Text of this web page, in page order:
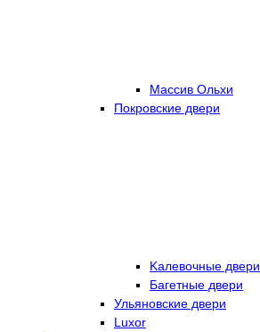
Массив Ольхи
Покровские двери
Kалевочные двери
Багетные двери
Ульяновские двери
Luxor